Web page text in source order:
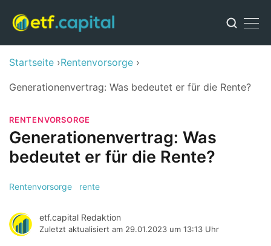
Startseite Rentenvorsorge
Generationenvertrag: Was bedeutet er für die Rente?
RENTENVORSORGE
Generationenvertrag: Was
bedeutet er für die Rente?
Rentenvorsorge rente
etf.capital Redaktion
Zuletzt aktualisiert am 29.01.2023 um 13:13 Uhr